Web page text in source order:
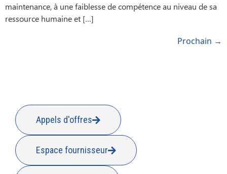
maintenance, à une faiblesse de compétence au niveau de sa
ressource humaine et […]
Prochain →
Appels d'offres
Espace fournisseur